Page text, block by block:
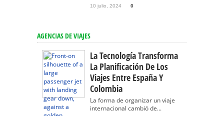
10 julio, 2024 0
AGENCIAS DE VIAJES
La Tecnología Transforma
La Planificación De Los
Viajes Entre España Y
Colombia
La forma de organizar un viaje
internacional cambió de...